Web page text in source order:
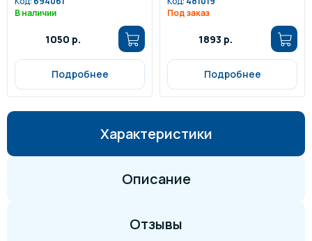
В наличии
1050 р.
Подробнее
Под заказ
1893 р.
Подробнее
Характеристики
Описание
Отзывы